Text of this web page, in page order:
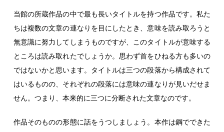
当館の所蔵作品の中で最も長いタイトルを持つ作品です。私た
ちは複数の文章の連なりを目にしたとき、意味を読み取ろうと
無意識に努力してしまうものですが、このタイトルが意味する
ところは読み取れたでしょうか。思わず首をひねる方も多いの
ではないかと思います。タイトルは三つの段落から構成されて
はいるものの、それぞれの段落には意味の連なりが見いだせま
せん。つまり、本来的に三つに分断された文章なのです。
作品そのものの形態に話をうつしましょう。本作は鋼でできた